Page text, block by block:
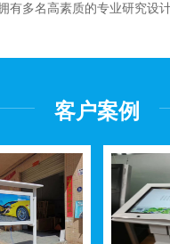
有多名高素质的专业研究设
客户案例